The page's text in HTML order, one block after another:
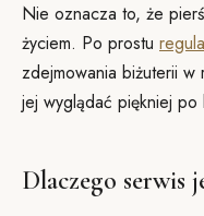
Nie oznacza to, że
życiem. Po prostu
zdejmowania biżuterii w
jej wyglądać piękniej po
Dlaczego serwis